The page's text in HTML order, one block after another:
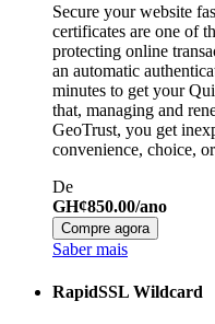
Secure your website
certificates are one of
protecting online
an automatic
minutes to get your
that, managing and
GeoTrust, you get
convenience, choice,
De
GH¢850.00/ano
Compre agora
Saber mais
RapidSSL Wildcard